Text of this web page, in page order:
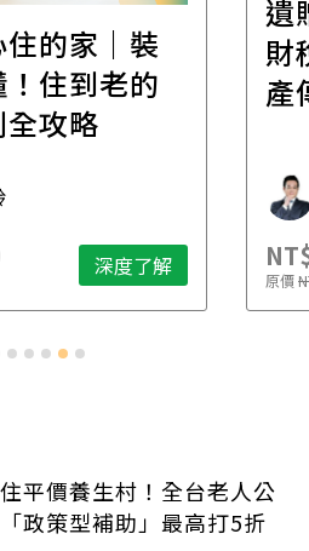
的家｜裝
住到老的
攻略
深度了解
遺
財
產
原價
平價養生村！全台老人公
政策型補助」最高打5折